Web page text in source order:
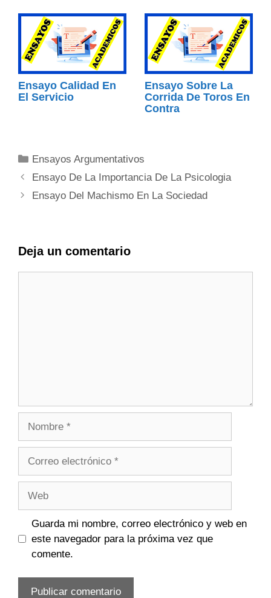
Ensayo Calidad En
El Servicio
Ensayo Sobre La
Corrida De Toros En
Contra
Categorías
Ensayos Argumentativos
Ensayo De La Importancia De La Psicologia
Ensayo Del Machismo En La Sociedad
Deja un comentario
Guarda mi nombre, correo electrónico y web en
este navegador para la próxima vez que
comente.